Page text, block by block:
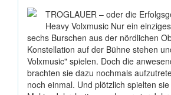
TROGLAUER – oder die
Heavy Volxmusic Nur ein
sechs Burschen aus der nördlichen
Konstellation auf der Bühne stehen
Volxmusic" spielen. Doch die
brachten sie dazu nochmals
noch einmal. Und plötzlich spielten